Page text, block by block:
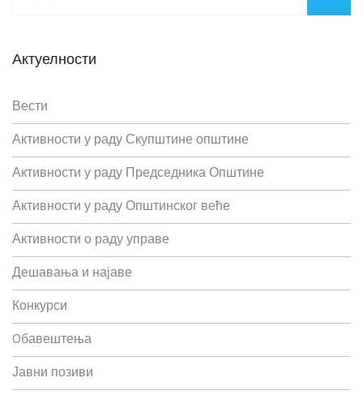
Актуелности
Вести
Активности у раду Скупштине општине
Активности у раду Председника Општине
Активности у раду Општинског веће
Активности о раду управе
Дешавања и најаве
Конкурси
Oбавештења
Јавни позиви